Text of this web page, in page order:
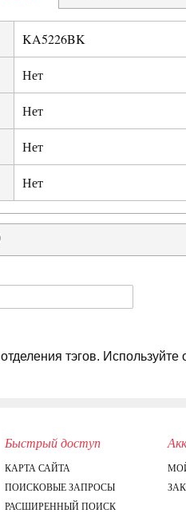
KA5226BK
Нет
Нет
Нет
Нет
тэгов.
Быстрый доступ
КАРТА САЙТА
ПОИСКОВЫЕ ЗАПРОСЫ
РАСШИРЕННЫЙ ПОИСК